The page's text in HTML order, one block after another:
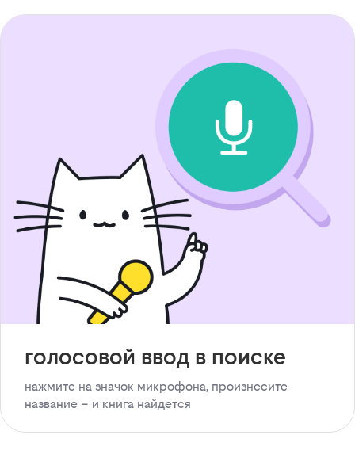
голосовой ввод в поиске
нажмите на значок микрофона, произнесите
название – и книга найдется